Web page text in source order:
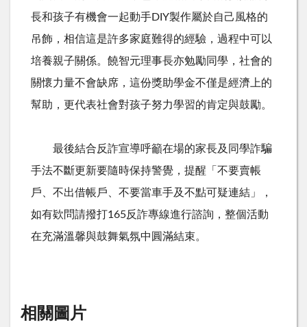
長和孩子有機會一起動手DIY製作屬於自己風格的
吊飾，相信這是許多家庭難得的經驗，過程中可以
培養親子關係。饒智元理事長亦勉勵同學，社會的
關懷力量不會缺席，這份獎助學金不僅是經濟上的
幫助，更代表社會對孩子努力學習的肯定與鼓勵。
最後結合反詐宣導呼籲在場的家長及同學詐騙
手法不斷更新要隨時保持警覺，提醒「不要賣帳
戶、不出借帳戶、不要當車手及不點可疑連結」，
如有欵問請撥打165反詐專線進行諮詢，整個活動
在充滿溫馨與鼓舞氣氛中圓滿結束。
相關圖片